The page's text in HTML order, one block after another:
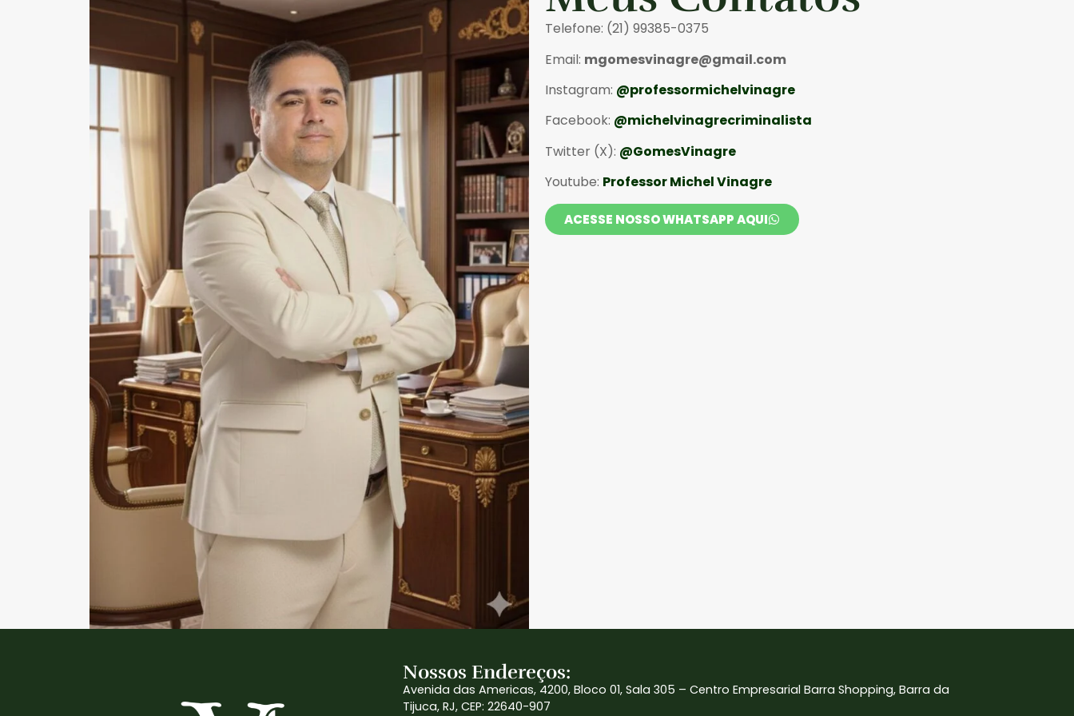
Telefone: (21) 99385-0375
Email: mgomesvinagre@gmail.com
Instagram: @professormichelvinagre
Facebook: @michelvinagrecriminalista
Twitter (X): @GomesVinagre
Youtube: Professor Michel Vinagre
ACESSE NOSSO WHATSAPP AQUI
Nossos Endereços:
Avenida das Americas, 4200, Bloco 01, Sala 305 – Centro Empresarial Barra Shopping, Barra da
Tijuca, RJ, CEP: 22640-907